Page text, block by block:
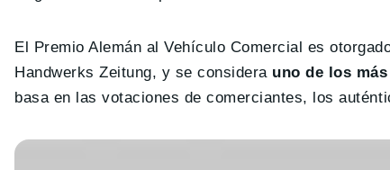
El Premio Alemán al Vehículo Comercial es
Handwerks Zeitung, y se considera uno de los
basa en las votaciones de comerciantes, los